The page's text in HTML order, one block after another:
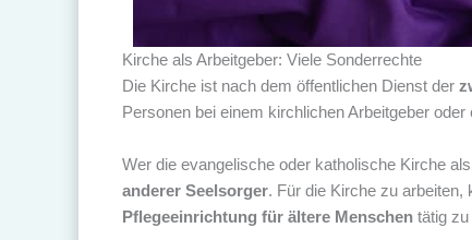
Kirche als Arbeitgeber: Viele Sonderrechte
Die Kirche ist nach dem öffentlichen Dienst der
Personen bei einem kirchlichen Arbeitgeber
Wer die evangelische oder katholische Kirche
anderer Seelsorger. Für die Kirche zu arbeiten,
Pflegeeinrichtung für ältere Menschen tätig zu